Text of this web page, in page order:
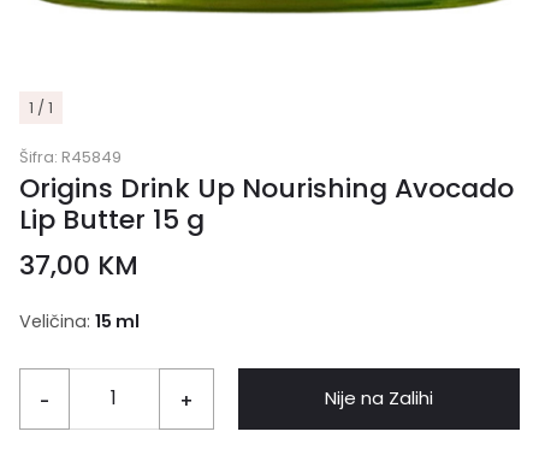
1 / 1
Šifra: R45849
Origins Drink Up Nourishing Avocado
Lip Butter 15 g
37,00 KM
Veličina: 15 ml
- + Nije na Zalihi